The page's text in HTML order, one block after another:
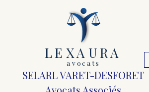
LE XA URA
a v ocats
SELARL VARET-DESFORET